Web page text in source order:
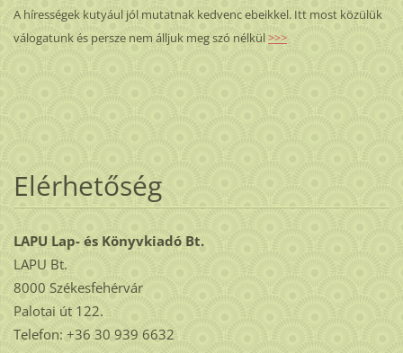
A hírességek kutyául jól mutatnak kedvenc ebeikkel. Itt most közülük
válogatunk és persze nem álljuk meg szó nélkül>>>
Elérhetőség
LAPU Lap- és Könyvkiadó Bt.
LAPU Bt.
8000 Székesfehérvár
Palotai út 122.
Telefon: +36 30 939 6632